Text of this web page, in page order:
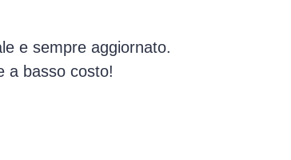
e sempre aggiornato.
a basso costo!